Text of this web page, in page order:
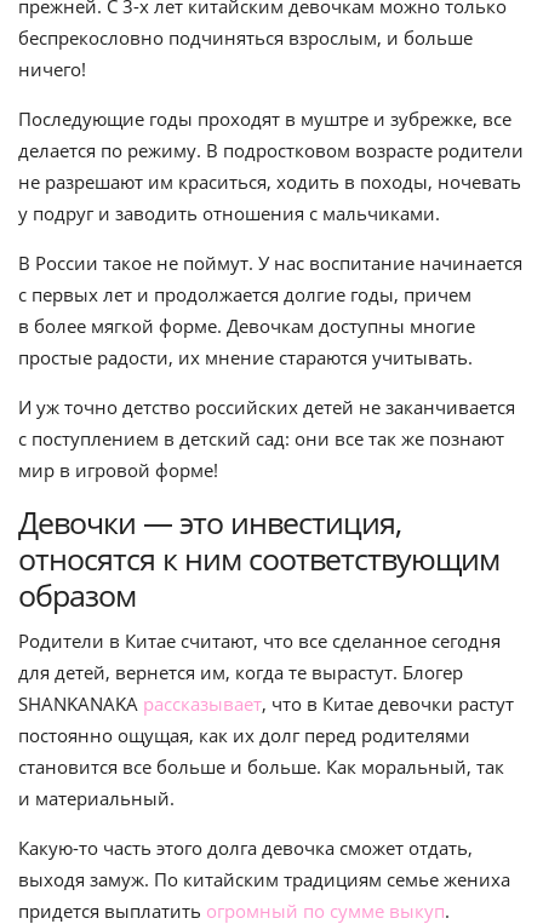
прежней. С 3-х лет китайским девочкам можно только
беспрекословно подчиняться взрослым, и больше
ничего!
Последующие годы проходят в муштре и зубрежке, все
делается по режиму. В подростковом возрасте родители
не разрешают им краситься, ходить в походы, ночевать
у подруг и заводить отношения с мальчиками.
В России такое не поймут. У нас воспитание начинается
с первых лет и продолжается долгие годы, причем
в более мягкой форме. Девочкам доступны многие
простые радости, их мнение стараются учитывать.
И уж точно детство российских детей не заканчивается
с поступлением в детский сад: они все так же познают
мир в игровой форме!
Девочки — это инвестиция,
относятся к ним соответствующим
образом
Родители в Китае считают, что все сделанное сегодня
для детей, вернется им, когда те вырастут. Блогер
SHANKANAKA рассказывает, что в Китае девочки растут
постоянно ощущая, как их долг перед родителями
становится все больше и больше. Как моральный, так
и материальный.
Какую-то часть этого долга девочка сможет отдать,
выходя замуж. По китайским традициям семье жениха
придется выплатить огромный по сумме выкуп.